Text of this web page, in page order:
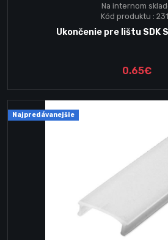
Na internom
Kód produktu :
Ukončenie pre lištu SDK
0.65€
Najpredávanejšie